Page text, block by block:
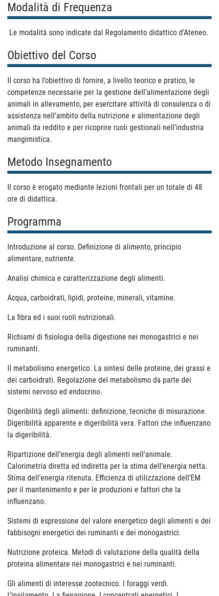
Modalità di Frequenza
Le modalità sono indicate dal Regolamento didattico d’Ateneo.
Obiettivo del Corso
Il corso ha l’obiettivo di fornire, a livello teorico e pratico, le
competenze necessarie per la gestione dell’alimentazione degli
animali in allevamento, per esercitare attività di consulenza o di
assistenza nell’ambito della nutrizione e alimentazione degli
animali da reddito e per ricoprire ruoli gestionali nell’industria
mangimistica.
Metodo Insegnamento
Il corso è erogato mediante lezioni frontali per un totale di 48
ore di didattica.
Programma
Introduzione al corso. Definizione di alimento, principio
alimentare, nutriente.
Analisi chimica e caratterizzazione degli alimenti.
Acqua, carboidrati, lipidi, proteine, minerali, vitamine.
La fibra ed i suoi ruoli nutrizionali.
Richiami di fisiologia della digestione nei monogastrici e nei
ruminanti.
Il metabolismo energetico. La sintesi delle proteine, dei grassi e
dei carboidrati. Regolazione del metabolismo da parte dei
sistemi nervoso ed endocrino.
Digeribilità degli alimenti: definizione, tecniche di misurazione.
Digeribilità apparente e digeribilità vera. Fattori che influenzano
la digeribilità.
Ripartizione dell’energia degli alimenti nell’animale.
Calorimetria diretta ed indiretta per la stima dell’energia netta.
Stima dell’energia ritenuta. Efficienza di utilizzazione dell’EM
per il mantenimento e per le produzioni e fattori che la
influenzano.
Sistemi di espressione del valore energetico degli alimenti e dei
fabbisogni energetici dei ruminanti e dei monogastrici.
Nutrizione proteica. Metodi di valutazione della qualità della
proteina alimentare nei monogastrici e nei ruminanti.
Gli alimenti di interesse zootecnico. I foraggi verdi.